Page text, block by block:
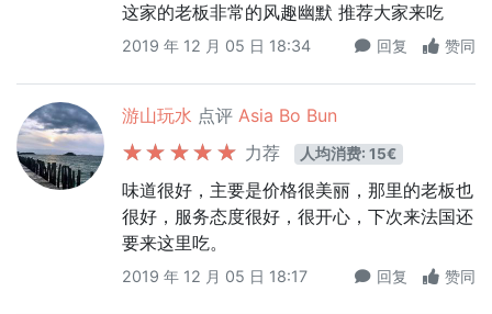
这家的老板非常的风趣幽默 推荐大家来吃
2019 年 12 月 05 日 18:34 回复 赞同
游山玩水 点评 Asia Bo Bun
力荐
人均消费: 15€
味道很好，主要是价格很美丽，那里的老板也
很好，服务态度很好，很开心，下次来法国还
要来这里吃。
2019 年 12 月 05 日 18:17 回复 赞同